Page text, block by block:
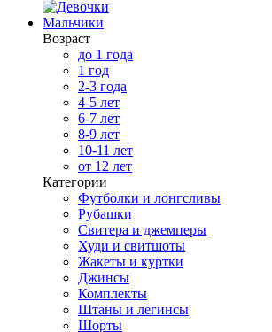
Мальчики
Возраст
до 1 года
1 год
2-3 года
4-5 лет
6-7 лет
8-9 лет
10-11 лет
от 12 лет
Категории
Футболки и лонгсливы
Рубашки
Свитера и джемперы
Худи и свитшоты
Жакеты и куртки
Джинсы
Комплекты
Штаны и легинсы
Шорты